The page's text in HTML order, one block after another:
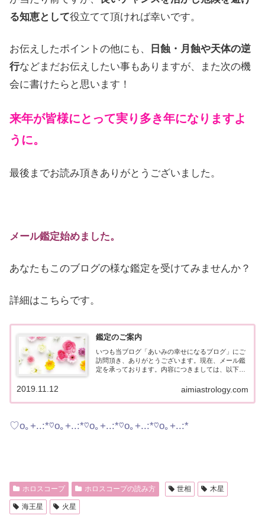
る知恵として役立てて頂ければ幸いです。
お伝えしたポイントの他にも、
日蝕・月蝕や天体の逆
行などまだお伝えしたい事もありますが、また次の機
会に書けたらと思います！
来年が皆様にとって実り多き年になりますよ
うに。
最後までお読み頂きありがとうございました。
メール鑑定始めました。
あなたもこのブログの様な鑑定を受けてみませんか？
詳細はこちらです。
鑑定のご案内
いつも当ブログ「あいみの幸せになるブログ」にご
訪問頂き、ありがとうございます。現在、メール鑑
定を承っております。内容につきましては、以下の
りまして、鑑定お届けまで通常よりお待たせしてし
aimiastrology.com
2019.11.12
♡o｡+..:*♡o｡+..:*♡o｡+..:*♡o｡+..:*♡o｡+..:*
ホロスコープ ホロスコープの読み方 世相 木星
海王星 火星